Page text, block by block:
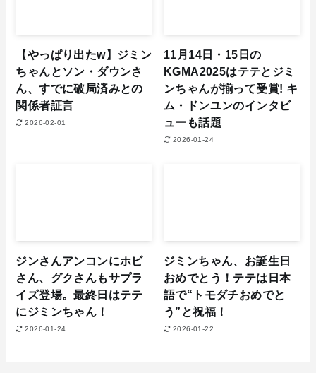
【やっぱり出たw】ジミン
ちゃんとソン・ダウンさ
ん、すでに破局済みとの
関係者証言
2026-02-01
11月14日・15日の
KGMA2025はテテとジミ
ンちゃんが揃って受賞! キ
ム・ドンユンのインタビ
ューも話題
2026-01-24
ジンさんアンコンにホビ
さん、グクさんもサプラ
イズ登場。最終日はテテ
にジミンちゃん！
2026-01-24
ジミンちゃん、お誕生日
おめでとう！テテは日本
語で“トモダチおめでと
う”と祝福！
2026-01-22